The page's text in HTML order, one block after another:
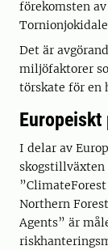
förekomsten
Det är
miljöfaktorer
törskate för en
Europeiskt
I delar av
Northern
Agents” är